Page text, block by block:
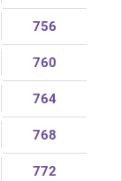
756
760
764
768
772